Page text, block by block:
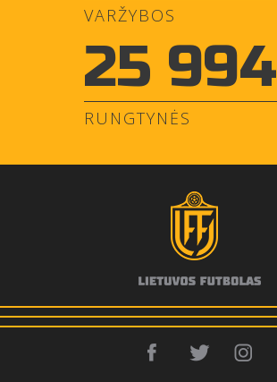
VARŽYBOS
25 994
RUNGTYNĖS